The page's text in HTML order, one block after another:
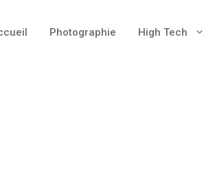
Photographie High Tech